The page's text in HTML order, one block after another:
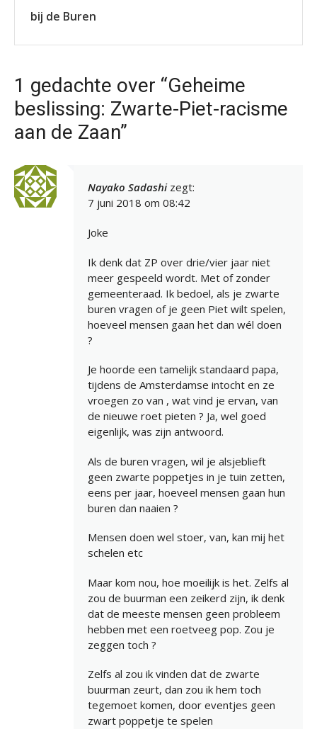
bij de Buren
1 gedachte over “Geheime
beslissing: Zwarte-Piet-racisme
aan de Zaan”
Nayako Sadashi zegt:
7 juni 2018 om 08:42
Joke
Ik denk dat ZP over drie/vier jaar niet
meer gespeeld wordt. Met of zonder
gemeenteraad. Ik bedoel, als je zwarte
buren vragen of je geen Piet wilt spelen,
hoeveel mensen gaan het dan wél doen
?
Je hoorde een tamelijk standaard papa,
tijdens de Amsterdamse intocht en ze
vroegen zo van , wat vind je ervan, van
de nieuwe roet pieten ? Ja, wel goed
eigenlijk, was zijn antwoord.
Als de buren vragen, wil je alsjeblieft
geen zwarte poppetjes in je tuin zetten,
eens per jaar, hoeveel mensen gaan hun
buren dan naaien ?
Mensen doen wel stoer, van, kan mij het
schelen etc
Maar kom nou, hoe moeilijk is het. Zelfs al
zou de buurman een zeikerd zijn, ik denk
dat de meeste mensen geen probleem
hebben met een roetveeg pop. Zou je
zeggen toch ?
Zelfs al zou ik vinden dat de zwarte
buurman zeurt, dan zou ik hem toch
tegemoet komen, door eventjes geen
zwart poppetje te spelen